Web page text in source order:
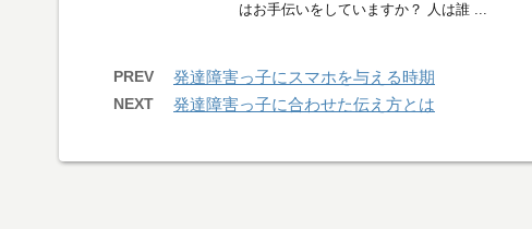
はお手伝いをしていますか？ 人は誰 ...
PREV 発達障害っ子にスマホを与える時期
NEXT 発達障害っ子に合わせた伝え方とは